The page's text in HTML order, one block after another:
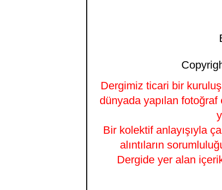
Dergimiz ticari bir kuruluş
dünyada yapılan fotoğraf
Bir kolektif anlayışıyla
alıntıların
Dergide yer alan